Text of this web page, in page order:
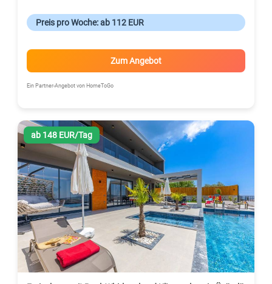
Preis pro Woche: ab 112 EUR
Zum Angebot
Ein Partner-Angebot von HomeToGo
ab 148 EUR/Tag